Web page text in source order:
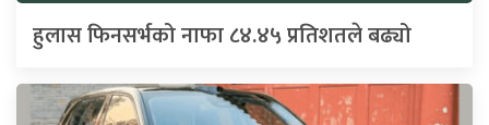
हुलास फिनसर्भको नाफा ८४.४५ प्रतिशतले बढ्यो